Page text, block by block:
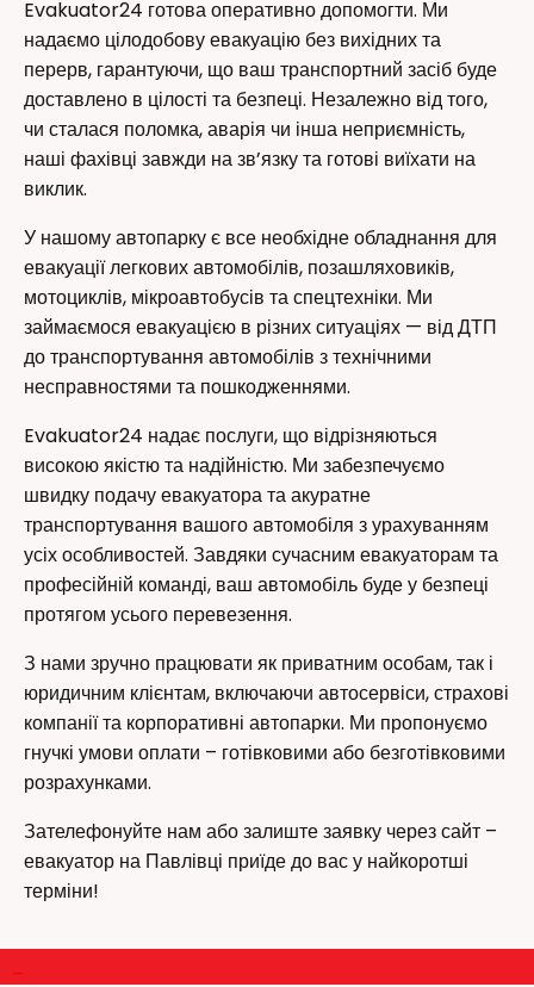
Evakuator24 готова оперативно допомогти. Ми
надаємо цілодобову евакуацію без вихідних та
перерв, гарантуючи, що ваш транспортний засіб буде
доставлено в цілості та безпеці. Незалежно від того,
чи сталася поломка, аварія чи інша неприємність,
наші фахівці завжди на зв’язку та готові виїхати на
виклик.
У нашому автопарку є все необхідне обладнання для
евакуації легкових автомобілів, позашляховиків,
мотоциклів, мікроавтобусів та спецтехніки. Ми
займаємося евакуацією в різних ситуаціях — від ДТП
до транспортування автомобілів з технічними
несправностями та пошкодженнями.
Evakuator24 надає послуги, що відрізняються
високою якістю та надійністю. Ми забезпечуємо
швидку подачу евакуатора та акуратне
транспортування вашого автомобіля з урахуванням
усіх особливостей. Завдяки сучасним евакуаторам та
професійній команді, ваш автомобіль буде у безпеці
протягом усього перевезення.
З нами зручно працювати як приватним особам, так і
юридичним клієнтам, включаючи автосервіси, страхові
компанії та корпоративні автопарки. Ми пропонуємо
гнучкі умови оплати – готівковими або безготівковими
розрахунками.
Зателефонуйте нам або залиште заявку через сайт –
евакуатор на Павлівці приїде до вас у найкоротші
терміни!
–